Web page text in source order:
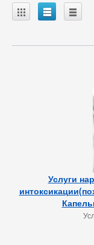
A B C
Услуги